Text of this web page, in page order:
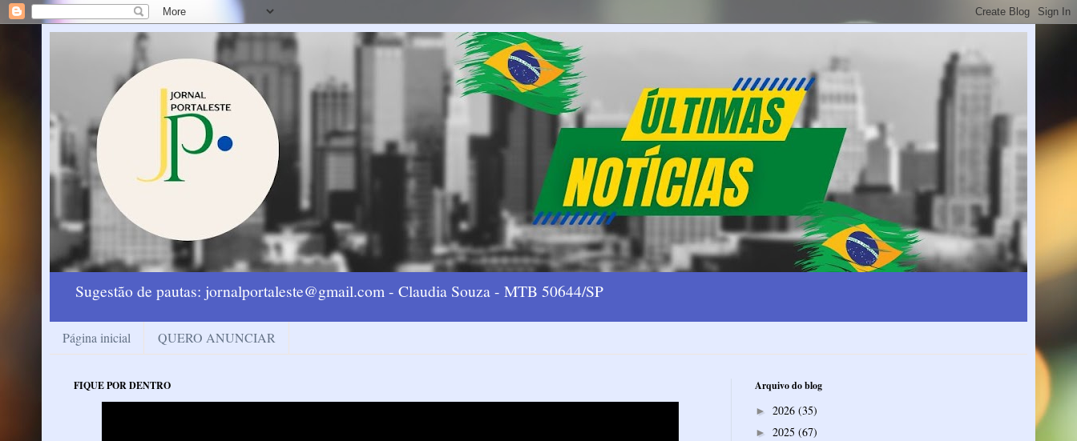
Sugestão de pautas: jornalportaleste@gmail.com - Claudia Souza - MTB 50644/SP
Página inicial QUERO ANUNCIAR
FIQUE POR DENTRO Arquivo do blog
► 2026 (35)
► 2025 (67)